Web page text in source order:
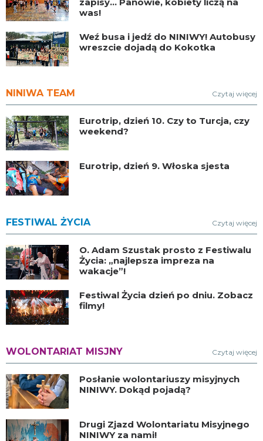
was!
Weź busa i jedź do NINIWY! Autobusy
wreszcie dojadą do Kokotka
NINIWA TEAM Czytaj więcej
Eurotrip, dzień 10. Czy to Turcja, czy
weekend?
Eurotrip, dzień 9. Włoska sjesta
FESTIWAL ŻYCIA Czytaj więcej
O. Adam Szustak prosto z Festiwalu
Życia: „najlepsza impreza na
wakacje”!
Festiwal Życia dzień po dniu. Zobacz
filmy!
WOLONTARIAT MISJNY Czytaj więcej
Posłanie wolontariuszy misyjnych
NINIWY. Dokąd pojadą?
Drugi Zjazd Wolontariatu Misyjnego
NINIWY za nami!